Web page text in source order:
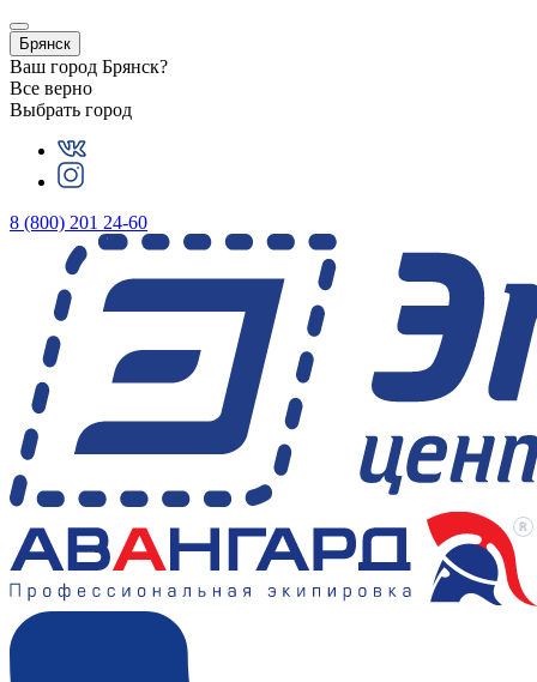
Брянск
Ваш город Брянск?
Все верно
Выбрать город
8 (800) 201 24-60